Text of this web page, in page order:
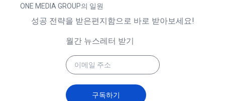
ONE MEDIA GROUP의 일원
성공 전략을 받은편지함으로 바로 받아보세요!
월간 뉴스레터 받기
구독하기